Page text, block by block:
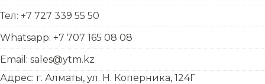
Тел: +7 727 339 55 50
Whatsapp: +7 707 165 08 08
Email: sales@ytm.kz
Адрес: г. Алматы, ул. Н. Коперника, 124Г